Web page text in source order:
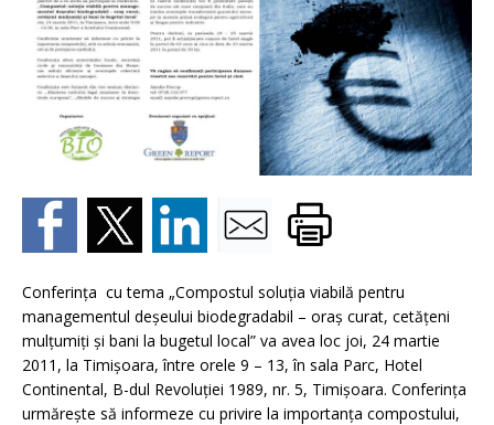
Conferinţa cu tema „Compostul soluţia viabilă pentru
managementul deşeului biodegradabil – oraş curat, cetăţeni
mulţumiţi şi bani la bugetul local” va avea loc joi, 24 martie
2011, la Timişoara, între orele 9 – 13, în sala Parc, Hotel
Continental, B-dul Revoluţiei 1989, nr. 5, Timişoara. Conferinţa
urmăreşte să informeze cu privire la importanţa compostului,